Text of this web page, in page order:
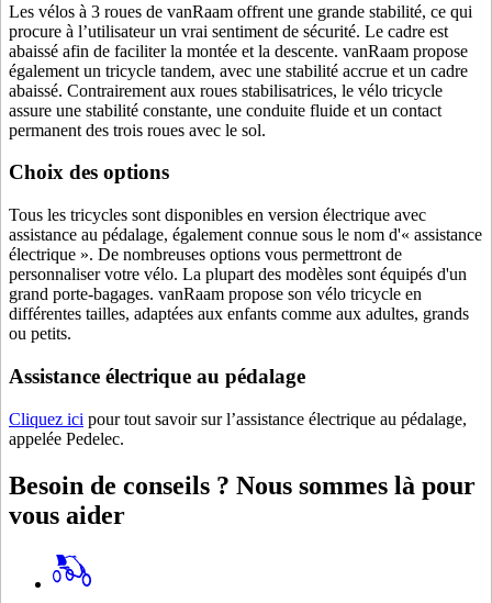
Les vélos à 3 roues de vanRaam offrent une grande stabilité, ce qui
procure à l’utilisateur un vrai sentiment de sécurité. Le cadre est
abaissé afin de faciliter la montée et la descente. vanRaam propose
également un tricycle tandem, avec une stabilité accrue et un cadre
abaissé. Contrairement aux roues stabilisatrices, le vélo tricycle
assure une stabilité constante, une conduite fluide et un contact
permanent des trois roues avec le sol.
Choix des options
Tous les tricycles sont disponibles en version électrique avec
assistance au pédalage, également connue sous le nom d'« assistance
électrique ». De nombreuses options vous permettront de
personnaliser votre vélo. La plupart des modèles sont équipés d'un
grand porte-bagages. vanRaam propose son vélo tricycle en
différentes tailles, adaptées aux enfants comme aux adultes, grands
ou petits.
Assistance électrique au pédalage
Cliquez ici pour tout savoir sur l’assistance électrique au pédalage,
appelée Pedelec.
Besoin de conseils ? Nous sommes là pour
vous aider